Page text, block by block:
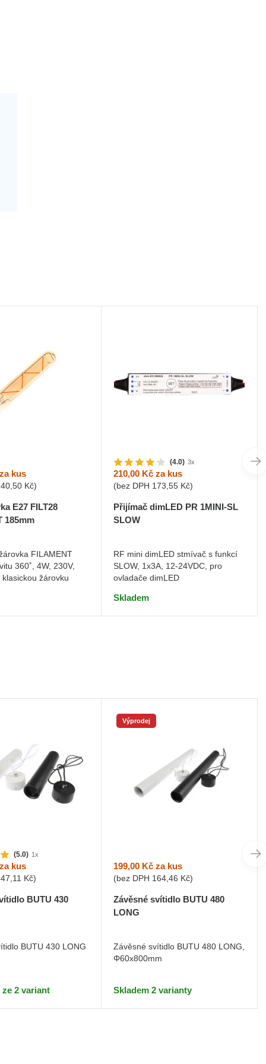
kus
Kč)
E27 FILT28
185mm
FILAMENT
360˚, 4W, 230V,
žárovku
(4.0) 3x
210,00 Kč za kus
(bez DPH 173,55 Kč)
Přijímač dimLED PR 1MINI-SL
SLOW
RF mini dimLED stmívač s funkcí
SLOW, 1x3A, 12-24VDC, pro
ovladače dimLED
Skladem
(5.0) 1x
kus
Kč)
BUTU 430
BUTU 430 LONG
ze 2 variant
Výprodej
199,00 Kč za kus
(bez DPH 164,46 Kč)
Závěsné svítidlo BUTU 480
LONG
Závěsné svítidlo BUTU 480 LONG,
Φ60x800mm
Skladem 2 varianty